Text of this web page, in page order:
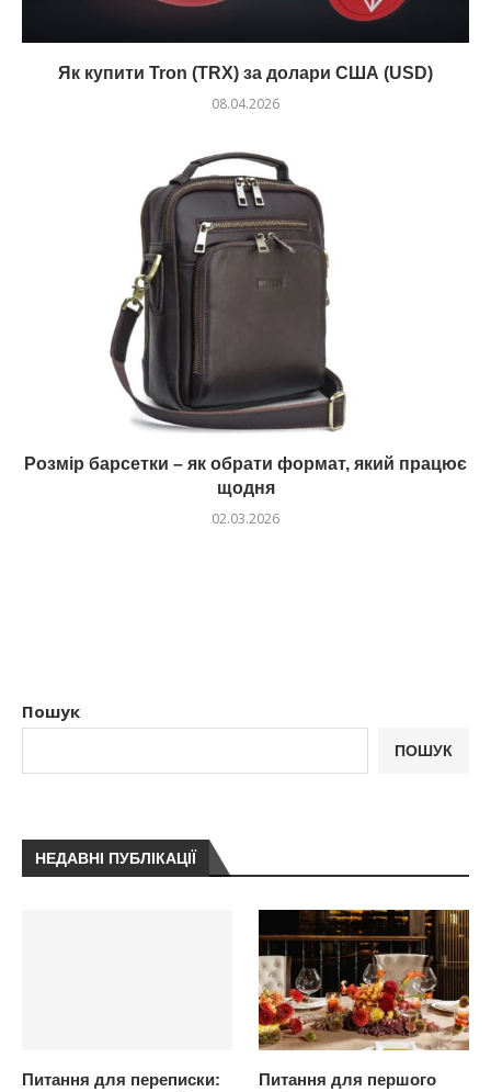
Як купити Tron (TRX) за долари США (USD)
08.04.2026
Розмір барсетки – як обрати формат, який працює
щодня
02.03.2026
Пошук
ПОШУК
НЕДАВНІ ПУБЛІКАЦІЇ
Питання для переписки:
Питання для першого